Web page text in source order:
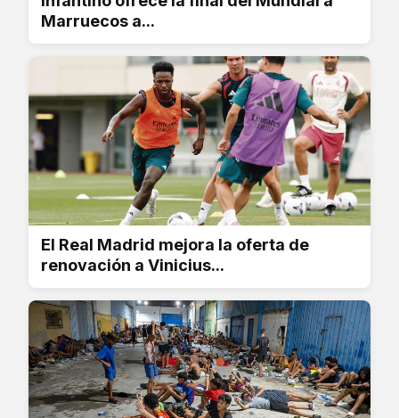
Marruecos a...
El Real Madrid mejora la oferta de
renovación a Vinicius...